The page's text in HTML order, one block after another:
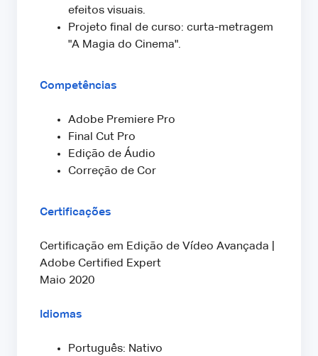
efeitos visuais.
Projeto final de curso: curta-metragem
"A Magia do Cinema".
Competências
Adobe Premiere Pro
Final Cut Pro
Edição de Áudio
Correção de Cor
Certificações
Certificação em Edição de Vídeo Avançada |
Adobe Certified Expert
Maio 2020
Idiomas
Português: Nativo